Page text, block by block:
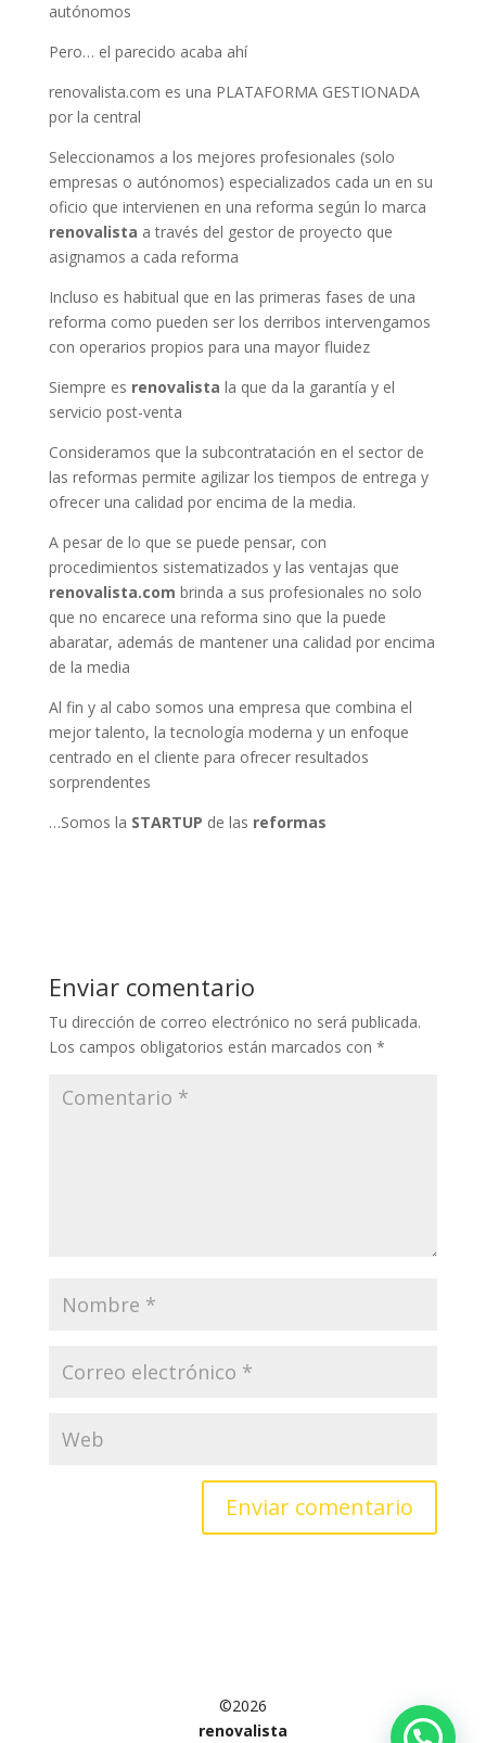
autónomos
Pero… el parecido acaba ahí
renovalista.com es una PLATAFORMA GESTIONADA
por la central
Seleccionamos a los mejores profesionales (solo
empresas o autónomos) especializados cada un en su
oficio que intervienen en una reforma según lo marca
renovalista a través del gestor de proyecto que
asignamos a cada reforma
Incluso es habitual que en las primeras fases de una
reforma como pueden ser los derribos intervengamos
con operarios propios para una mayor fluidez
Siempre es renovalista la que da la garantía y el
servicio post-venta
Consideramos que la subcontratación en el sector de
las reformas permite agilizar los tiempos de entrega y
ofrecer una calidad por encima de la media.
A pesar de lo que se puede pensar, con
procedimientos sistematizados y las ventajas que
renovalista.com brinda a sus profesionales no solo
que no encarece una reforma sino que la puede
abaratar, además de mantener una calidad por encima
de la media
Al fin y al cabo somos una empresa que combina el
mejor talento, la tecnología moderna y un enfoque
centrado en el cliente para ofrecer resultados
sorprendentes
…Somos la STARTUP de las reformas
Enviar comentario
Tu dirección de correo electrónico no será publicada.
Los campos obligatorios están marcados con *
©2026
renovalista